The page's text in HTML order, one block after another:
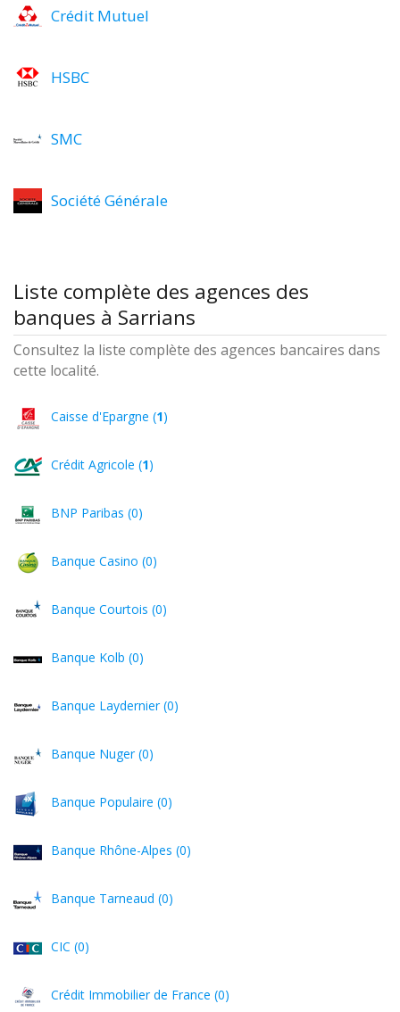
Crédit Mutuel
HSBC
SMC
Société Générale
Liste complète des agences des
banques à Sarrians
Consultez la liste complète des agences bancaires dans
cette localité.
Caisse d'Epargne (1)
Crédit Agricole (1)
BNP Paribas (0)
Banque Casino (0)
Banque Courtois (0)
Banque Kolb (0)
Banque Laydernier (0)
Banque Nuger (0)
Banque Populaire (0)
Banque Rhône-Alpes (0)
Banque Tarneaud (0)
CIC (0)
Crédit Immobilier de France (0)